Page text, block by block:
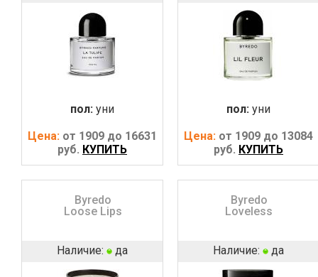
пол: уни
Цена: от 1909 до 16631
руб. КУПИТЬ
пол: уни
Цена: от 1909 до 13084
руб. КУПИТЬ
Byredo
Loose Lips
Наличие: да
Byredo
Loveless
Наличие: да